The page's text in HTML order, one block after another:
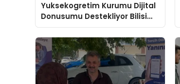
Yuksekogretim Kurumu Dijital
Donusumu Destekliyor Bilisim
Uzmani Yetistiriyor